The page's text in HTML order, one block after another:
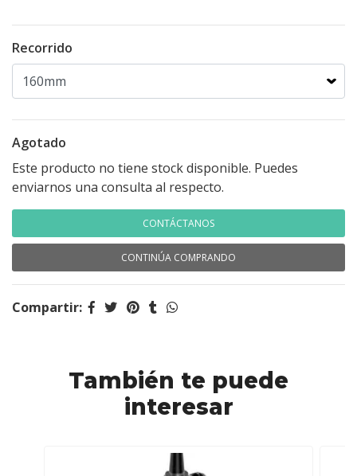
Recorrido
Agotado
Este producto no tiene stock disponible. Puedes
enviarnos una consulta al respecto.
CONTÁCTANOS
CONTINÚA COMPRANDO
Compartir:
También te puede
interesar